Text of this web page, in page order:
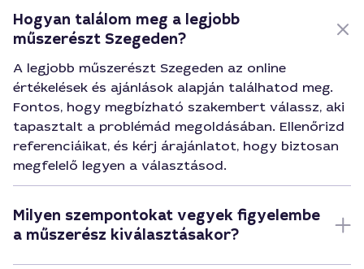
Hogyan találom meg a legjobb
műszerészt Szegeden?
A legjobb műszerészt Szegeden az online
értékelések és ajánlások alapján találhatod meg.
Fontos, hogy megbízható szakembert válassz, aki
tapasztalt a problémád megoldásában. Ellenőrizd
referenciáikat, és kérj árajánlatot, hogy biztosan
megfelelő legyen a választásod.
Milyen szempontokat vegyek figyelembe
a műszerész kiválasztásakor?